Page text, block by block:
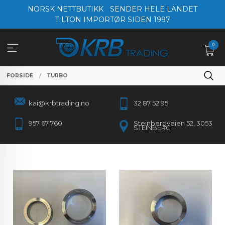
NORSK NETTBUTIKK
SENDER HELE LANDET
TILTON IMPORTØR SIDEN 1997
0
FORSIDE TURBO
kai@krbtrading.no 32 87 52 95
957 67 760 Steinbergveien 52, 3053
STEINBERG